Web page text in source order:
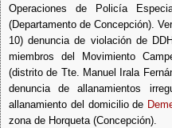
Operaciones de Policía
(Departamento de Concepción).
10) denuncia de violación de
miembros del Movimiento
(distrito de Tte. Manuel Irala
denuncia de allanamientos
allanamiento del domicilio de
zona de Horqueta (Concepción).